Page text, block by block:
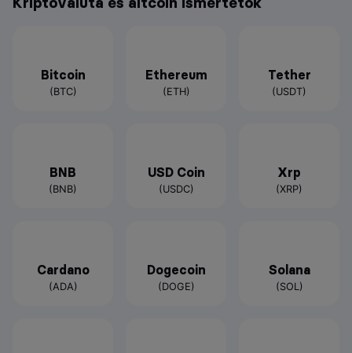
Bitcoin
(BTC)
Ethereum
(ETH)
Tether
(USDT)
BNB
(BNB)
USD Coin
(USDC)
Xrp
(XRP)
Cardano
(ADA)
Dogecoin
(DOGE)
Solana
(SOL)